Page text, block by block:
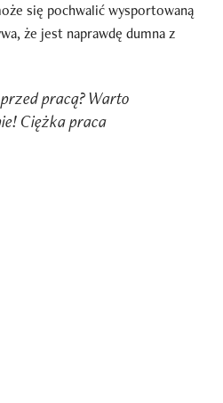
się pochwalić wysportowaną
że jest naprawdę dumna z
pracą? Warto
Ciężka praca